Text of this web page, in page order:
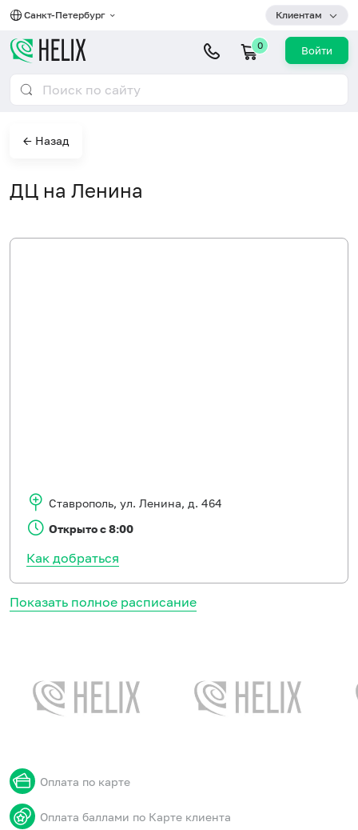
Санкт-Петербург Клиентам
0 Войти
← Назад
ДЦ на Ленина
Показать полное расписание
Оплата по карте
Оплата баллами по Карте клиента
Ставрополь, ул. Ленина, д. 464
Открыто с 8:00
Как добраться